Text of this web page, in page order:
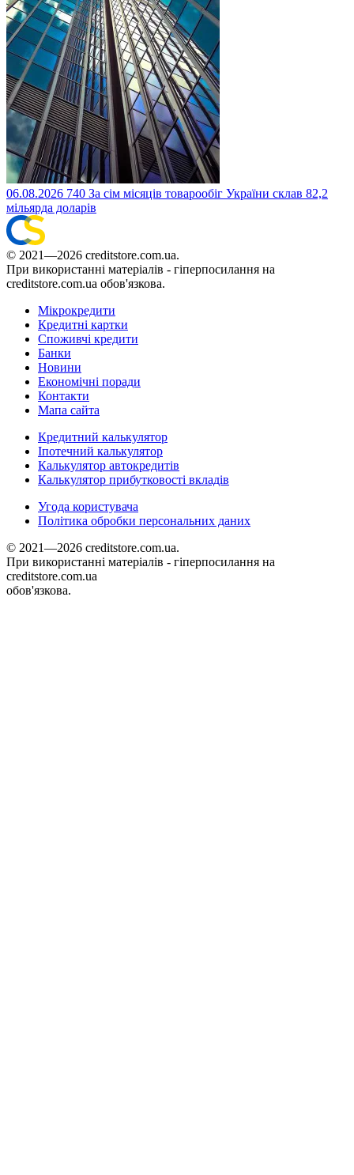
06.08.2026 740 За сім місяців товарообіг України склав 82,2
мільярда доларів
© 2021—2026 creditstore.com.ua.
При використанні матеріалів - гіперпосилання на
creditstore.com.ua обов'язкова.
Мікрокредити
Кредитні картки
Споживчі кредити
Банки
Новини
Економічні поради
Контакти
Мапа сайта
Кредитний калькулятор
Іпотечний калькулятор
Калькулятор автокредитів
Калькулятор прибутковості вкладів
Угода користувача
Політика обробки персональних даних
© 2021—2026 creditstore.com.ua.
При використанні матеріалів - гіперпосилання на
creditstore.com.ua
обов'язкова.